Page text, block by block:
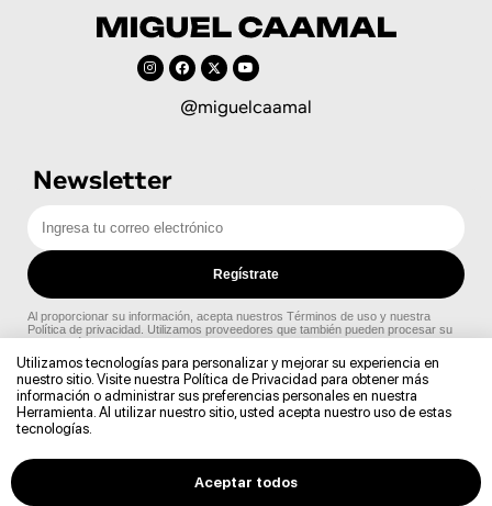
@miguelcaamal
Newsletter
Utilizamos tecnologías para personalizar y mejorar su experiencia en
nuestro sitio. Visite nuestra Política de Privacidad para obtener más
información o administrar sus preferencias personales en nuestra
Herramienta. Al utilizar nuestro sitio, usted acepta nuestro uso de estas
tecnologías.
Aceptar todos